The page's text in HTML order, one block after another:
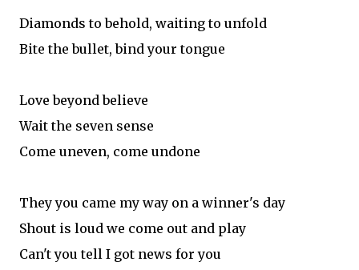
Diamonds to behold, waiting to unfold
Bite the bullet, bind your tongue
Love beyond believe
Wait the seven sense
Come uneven, come undone
They you came my way on a winner's day
Shout is loud we come out and play
Can't you tell I got news for you